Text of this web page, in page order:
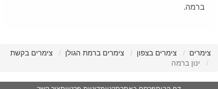
ברמה.
צימרים צימרים בצפון צימרים ברמת הגולן
צימרים בקשת
ינון ברמה